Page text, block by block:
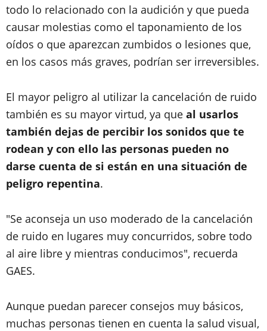
todo lo relacionado con la audición y que pueda
causar molestias como el taponamiento de los
oídos o que aparezcan zumbidos o lesiones que,
en los casos más graves, podrían ser irreversibles.
El mayor peligro al utilizar la cancelación de ruido
también es su mayor virtud, ya que al usarlos
también dejas de percibir los sonidos que te
rodean y con ello las personas pueden no
darse cuenta de si están en una situación de
peligro repentina.
"Se aconseja un uso moderado de la cancelación
de ruido en lugares muy concurridos, sobre todo
al aire libre y mientras conducimos", recuerda
GAES.
Aunque puedan parecer consejos muy básicos,
muchas personas tienen en cuenta la salud visual,